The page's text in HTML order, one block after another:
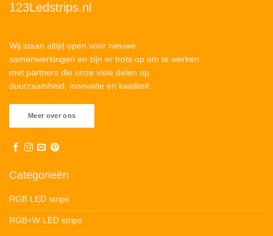
123Ledstrips.nl
Wij staan altijd open voor nieuwe
samenwerkingen en zijn er trots op om te werken
met partners die onze visie delen op
duurzaamheid, innovatie en kwaliteit.
Meer over ons
Categorieën
RGB LED strips
RGB+W LED strips